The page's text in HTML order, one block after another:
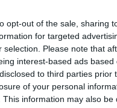
opt-out of the sale, sharing
for targeted
selection. Please note that
interest-based ads
to third parties
of your personal
This information may also
médiás beszélgetés